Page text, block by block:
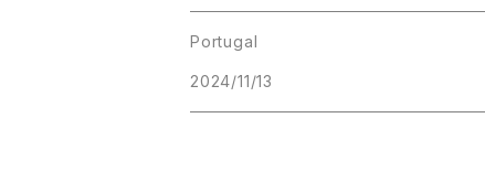
Portugal
2024/11/13